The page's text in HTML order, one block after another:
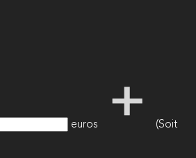
euros
(Soit